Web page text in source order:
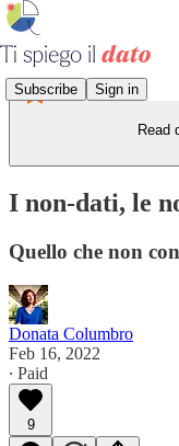
Subscribe Sign in
Read
I non-dati, le
Quello che non
Donata Columbro
Feb 16, 2022
∙ Paid
9